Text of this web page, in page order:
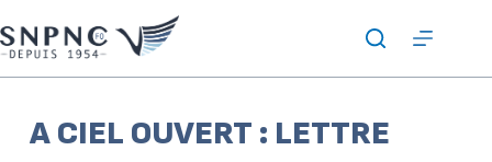
A CIEL OUVERT : LETTRE